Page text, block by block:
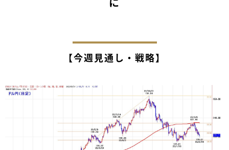
に
【今週見通し・戦略】